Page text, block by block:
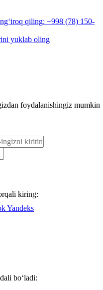
qiling: +998 (78) 150-
yuklab oling
foydalanishingiz mumkin
kiring:
Yandeks
boʻladi: